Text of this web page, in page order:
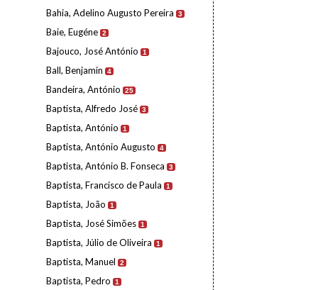
Bahia, Adelino Augusto Pereira 3
Baie, Eugéne 2
Bajouco, José António 1
Ball, Benjamin 4
Bandeira, António 25
Baptista, Alfredo José 3
Baptista, António 1
Baptista, António Augusto 4
Baptista, António B. Fonseca 3
Baptista, Francisco de Paula 1
Baptista, João 1
Baptista, José Simões 1
Baptista, Júlio de Oliveira 1
Baptista, Manuel 2
Baptista, Pedro 1